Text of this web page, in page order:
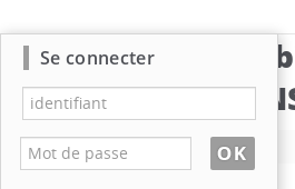
Catalogue de la
du
Nouvelle recherche
Se connecter